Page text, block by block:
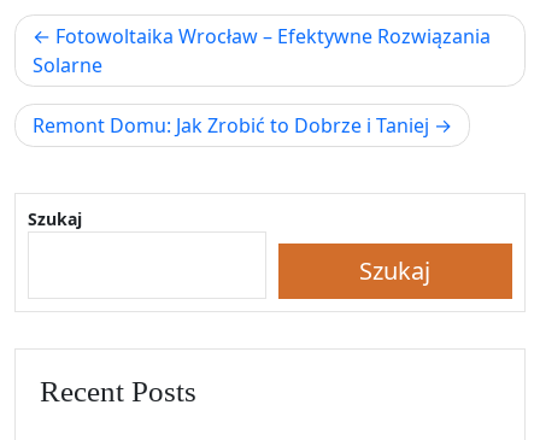
Nawigacja
wpisu
Fotowoltaika Wrocław – Efektywne Rozwiązania
Solarne
Remont Domu: Jak Zrobić to Dobrze i Taniej
Szukaj
Szukaj
Recent Posts